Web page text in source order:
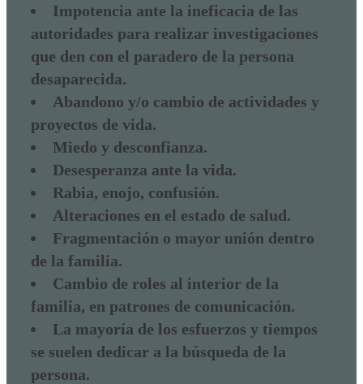
Impotencia ante la ineficacia de las
autoridades para realizar investigaciones
que den con el paradero de la persona
desaparecida.
Abandono y/o cambio de actividades y
proyectos de vida.
Miedo y desconfianza.
Desesperanza ante la vida.
Rabia, enojo, confusión.
Alteraciones en el estado de salud.
Fragmentación o mayor unión dentro
de la familia.
Cambio de roles al interior de la
familia, en patrones de comunicación.
La mayoría de los esfuerzos y tiempos
se suelen dedicar a la búsqueda de la
persona.